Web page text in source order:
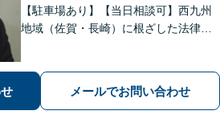
【駐車場あり】【当日相談可】西九州
地域（佐賀・長崎）に根ざした法律事
親しみやすい弁護士として、あなたの
お悩みをしっかり受け止めます！
メールでお問い合わせ